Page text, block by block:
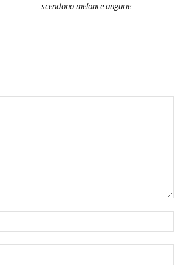
scendono meloni e angurie